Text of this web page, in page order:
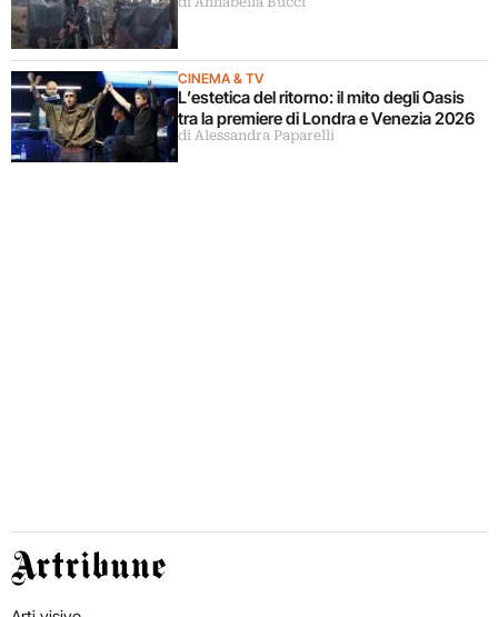
CINEMA & TV
L’estetica del ritorno: il mito degli Oasis
tra la premiere di Londra e Venezia 2026
di Alessandra Paparelli
Artribune